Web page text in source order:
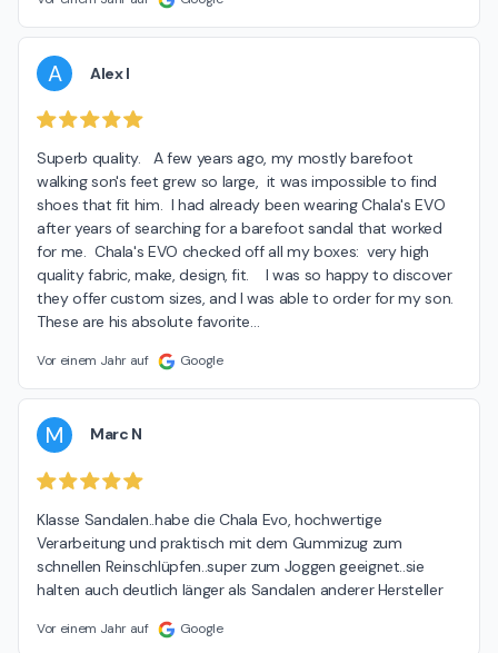
A Alex I
Superb quality.   A few years ago, my mostly barefoot
walking son's feet grew so large,  it was impossible to find
shoes that fit him.  I had already been wearing Chala's EVO
after years of searching for a barefoot sandal that worked
for me.  Chala's EVO checked off all my boxes:  very high
quality fabric, make, design, fit.    I was so happy to discover
they offer custom sizes, and I was able to order for my son.
These are his absolute favorite…
Vor einem Jahr auf Google
M Marc N
Klasse Sandalen..habe die Chala Evo, hochwertige
Verarbeitung und praktisch mit dem Gummizug zum
schnellen Reinschlüpfen..super zum Joggen geeignet..sie
halten auch deutlich länger als Sandalen anderer Hersteller
Vor einem Jahr auf Google